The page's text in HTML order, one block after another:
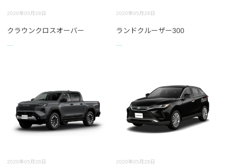
2020年05月28日
クラウンクロスオーバー
2020年05月28日
ランドクルーザー300
2020年05月28日 2020年05月28日